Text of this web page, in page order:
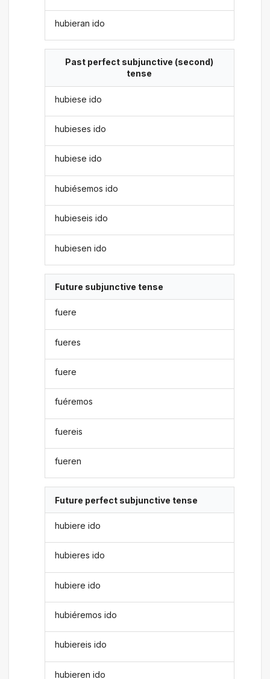
hubieran ido
Past perfect subjunctive (second)
tense
hubiese ido
hubieses ido
hubiese ido
hubiésemos ido
hubieseis ido
hubiesen ido
Future subjunctive tense
fuere
fueres
fuere
fuéremos
fuereis
fueren
Future perfect subjunctive tense
hubiere ido
hubieres ido
hubiere ido
hubiéremos ido
hubiereis ido
hubieren ido